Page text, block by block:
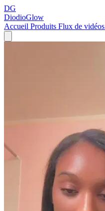
DG
DiodioGlow
Accueil Produits Flux de vidéos